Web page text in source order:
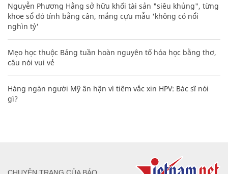
Nguyễn Phương Hằng sở hữu khối tài sản "siêu khủng", từng
khoe sổ đỏ tính bằng cân, mắng cựu mẫu 'không có nổi
nghìn tỷ'
Mẹo học thuộc Bảng tuần hoàn nguyên tố hóa học bằng thơ,
câu nói vui vẻ
Hàng ngàn người Mỹ ân hận vì tiêm vắc xin HPV: Bác sĩ nói
gì?